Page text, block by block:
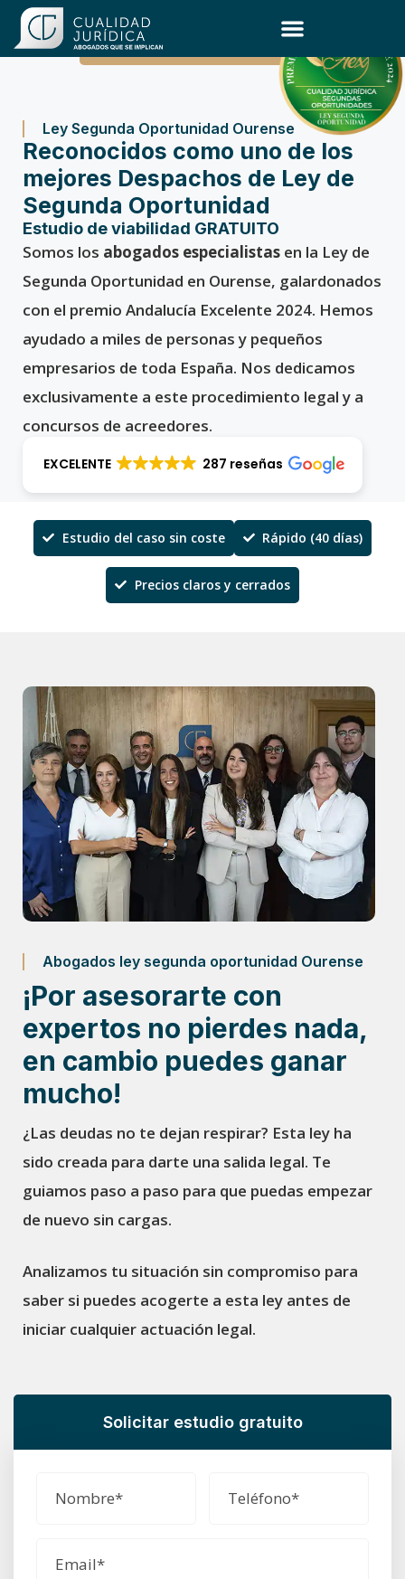
Ley Segunda Oportunidad Ourense
Reconocidos como uno de los
mejores Despachos de Ley de
Segunda Oportunidad
Estudio de viabilidad GRATUITO
Somos los abogados especialistas en la Ley de
Segunda Oportunidad en Ourense, galardonados
con el premio Andalucía Excelente 2024. Hemos
ayudado a miles de personas y pequeños
empresarios de toda España. Nos dedicamos
exclusivamente a este procedimiento legal y a
concursos de acreedores.
EXCELENTE 287 reseñas
Estudio del caso sin coste Rápido (40 días)
Precios claros y cerrados
Abogados ley segunda oportunidad Ourense
¡Por asesorarte con
expertos no pierdes nada,
en cambio puedes ganar
mucho!
¿Las deudas no te dejan respirar? Esta ley ha
sido creada para darte una salida legal. Te
guiamos paso a paso para que puedas empezar
de nuevo sin cargas.
Analizamos tu situación sin compromiso para
saber si puedes acogerte a esta ley antes de
iniciar cualquier actuación legal.
Solicitar estudio gratuito